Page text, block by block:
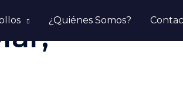
¿Quiénes Somos?